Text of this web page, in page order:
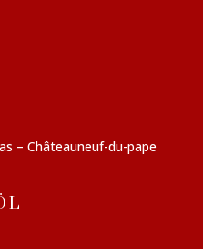
– Châteauneuf-du-pape